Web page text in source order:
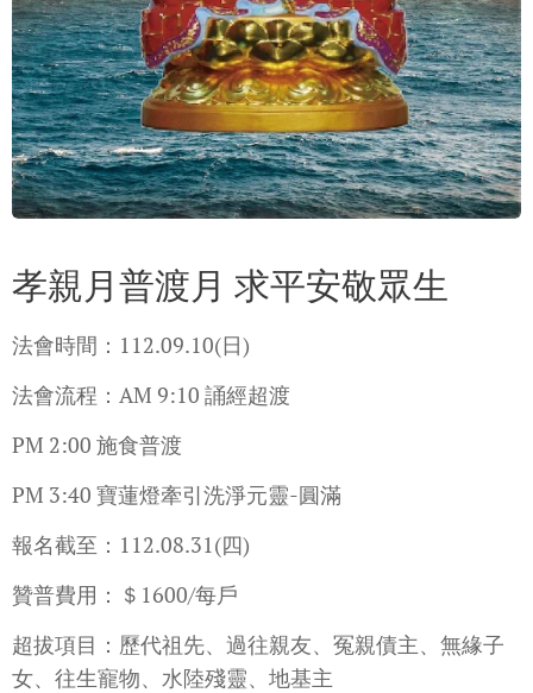
孝親月普渡月 求平安敬眾生
法會時間：112.09.10(日)
法會流程：AM 9:10 誦經超渡
PM 2:00 施食普渡
PM 3:40 寶蓮燈牽引洗淨元靈-圓滿
報名截至：112.08.31(四)
贊普費用：＄1600/每戶
超拔項目：歷代祖先、過往親友、冤親債主、無緣子
女、往生寵物、水陸殘靈、地基主